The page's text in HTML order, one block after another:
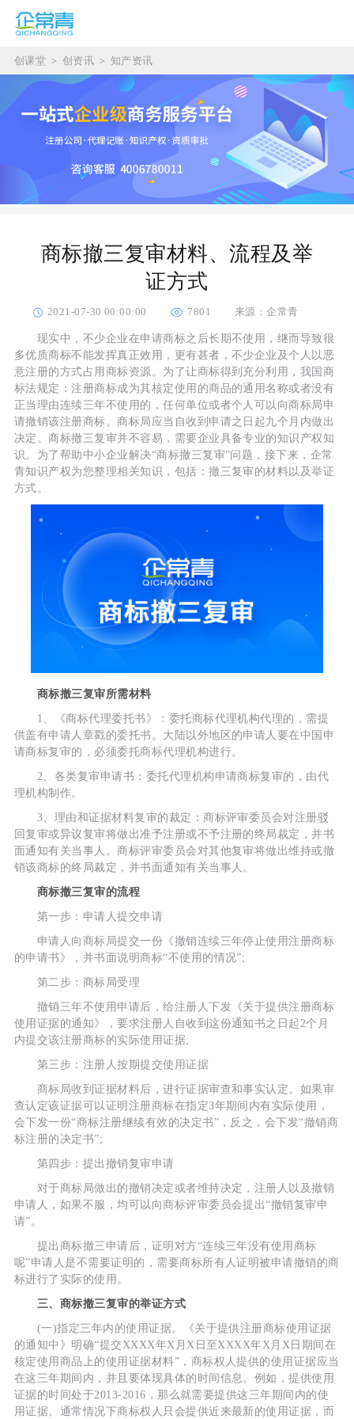
创课堂 ＞ 创资讯 ＞ 知产资讯
商标撤三复审材料、流程及举
证方式
2021-07-30 00:00:00 7801 来源：企常青
现实中，不少企业在申请商标之后长期不使用，继而导致很
多优质商标不能发挥真正效用，更有甚者，不少企业及个人以恶
意注册的方式占用商标资源。为了让商标得到充分利用，我国商
标法规定：注册商标成为其核定使用的商品的通用名称或者没有
正当理由连续三年不使用的，任何单位或者个人可以向商标局申
请撤销该注册商标。商标局应当自收到申请之日起九个月内做出
决定。商标撤三复审并不容易，需要企业具备专业的知识产权知
识。为了帮助中小企业解决“商标撤三复审”问题，接下来，企常
青知识产权为您整理相关知识，包括：撤三复审的材料以及举证
方式。
商标撤三复审所需材料
1、《商标代理委托书》：委托商标代理机构代理的，需提
供盖有申请人章戳的委托书。大陆以外地区的申请人要在中国申
请商标复审的，必须委托商标代理机构进行。
2、各类复审申请书：委托代理机构申请商标复审的，由代
理机构制作。
3、理由和证据材料复审的裁定：商标评审委员会对注册驳
回复审或异议复审将做出准予注册或不予注册的终局裁定，并书
面通知有关当事人。商标评审委员会对其他复审将做出维持或撤
销该商标的终局裁定，并书面通知有关当事人。
商标撤三复审的流程
第一步：申请人提交申请
申请人向商标局提交一份《撤销连续三年停止使用注册商标
的申请书》，并书面说明商标“不使用的情况”;
第二步：商标局受理
撤销三年不使用申请后，给注册人下发《关于提供注册商标
使用证据的通知》，要求注册人自收到这份通知书之日起2个月
内提交该注册商标的实际使用证据;
第三步：注册人按期提交使用证据
商标局收到证据材料后，进行证据审查和事实认定。如果审
查认定该证据可以证明注册商标在指定3年期间内有实际使用，
会下发一份“商标注册继续有效的决定书”，反之，会下发“撤销商
标注册的决定书”;
第四步：提出撤销复审申请
对于商标局做出的撤销决定或者维持决定，注册人以及撤销
申请人，如果不服，均可以向商标评审委员会提出“撤销复审申
请”。
提出商标撤三申请后，证明对方“连续三年没有使用商标
呢”申请人是不需要证明的，需要商标所有人证明被申请撤销的商
标进行了实际的使用。
三、商标撤三复审的举证方式
(一)指定三年内的使用证据。《关于提供注册商标使用证据
的通知中》明确“提交XXXX年X月X日至XXXX年X月X日期间在
核定使用商品上的使用证据材料”，商标权人提供的使用证据应当
在这三年期间内，并且要体现具体的时间信息。例如，提供使用
证据的时间处于2013-2016，那么就需要提供这三年期间内的使
用证据。通常情况下商标权人只会提供近来最新的使用证据，而